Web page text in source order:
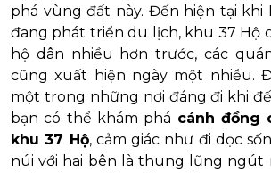
phá vùng đất này. Đến hiện tại khi
đang phát triển du lịch, khu 37 Hộ
hộ dân nhiều hơn trước, các
cũng xuất hiện ngày một nhiều.
một trong những nơi đáng đi khi
bạn có thể khám phá cánh đồng
khu 37 Hộ, cảm giác như đi dọc
núi với hai bên là thung lũng ngút